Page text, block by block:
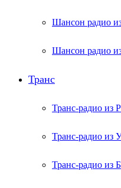
Шансон радио
Шансон радио
Транс
Транс-радио из
Транс-радио из
Транс-радио из